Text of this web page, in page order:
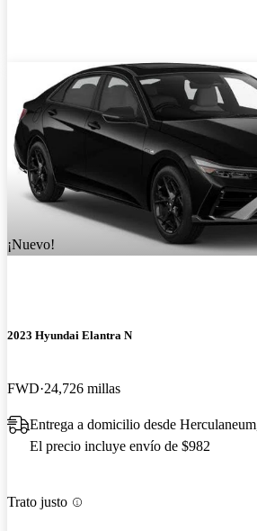
¡Nuevo!
2023 Hyundai Elantra N
FWD 24,726 millas
Entrega a domicilio desde
El precio incluye envío de $982
Trato justo